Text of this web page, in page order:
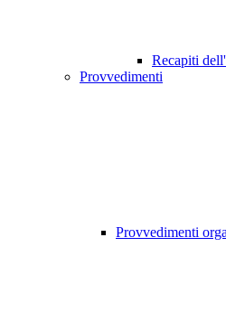
Recapiti
Provvedimenti
Provvedimenti